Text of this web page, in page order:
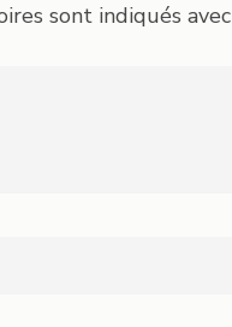
sont indiqués avec